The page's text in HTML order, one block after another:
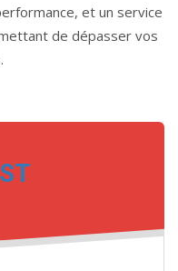
et un service
de dépasser vos